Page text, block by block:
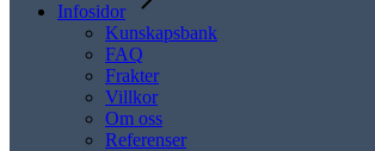
Infosidor
Kunskapsbank
FAQ
Frakter
Villkor
Om oss
Referenser